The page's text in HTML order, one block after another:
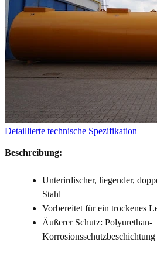
Detaillierte technische Spezifikation
Beschreibung:
Unterirdischer, liegender,
Stahl
Vorbereitet für ein trockenes
Äußerer Schutz: Polyurethan-
Korrosionsschutzbeschichtung